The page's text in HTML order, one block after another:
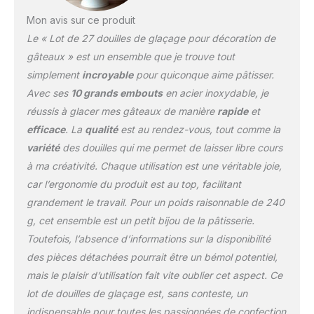
divers gâteaux de
bouffettes, des
cupcakes, des
macarons, etc. Cadeau :
cet ensemble de douilles
gâteaux est non
seulement une bonne
aide pour les débutants
et les boulangers
professionnels pour faire
des gâteaux, mais
également le meilleur
choix pour les cadeaux
de vacances.
Mon avis sur ce produit
Le « Lot de 27 douilles de glaçage pour décoration de
gâteaux » est un ensemble que je trouve tout
simplement incroyablepour quiconque aime pâtisser.
Avec ses 10 grands emboutsen acier inoxydable, je
réussis à glacer mes gâteaux de manière rapideet
efficace. La qualitéest au rendez-vous, tout comme la
variétédes douilles qui me permet de laisser libre cours
à ma créativité. Chaque utilisation est une véritable joie,
car l’ergonomie du produit est au top, facilitant
grandement le travail. Pour un poids raisonnable de 240
g, cet ensemble est un petit bijou de la pâtisserie.
Toutefois, l’absence d’informations sur la disponibilité
des pièces détachées pourrait être un bémol potentiel,
mais le plaisir d’utilisation fait vite oublier cet aspect. Ce
lot de douilles de glaçage est, sans conteste, un